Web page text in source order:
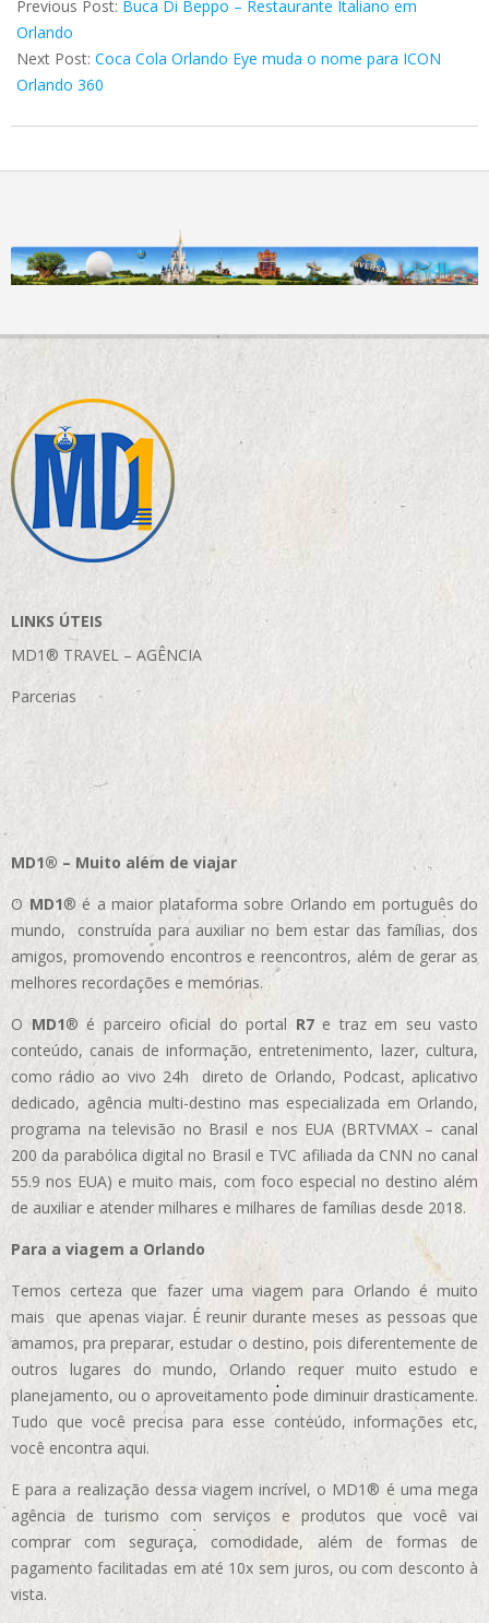
12
Previous Post: Buca Di Beppo – Restaurante Italiano em
Orlando
Next Post: Coca Cola Orlando Eye muda o nome para ICON
Orlando 360
LINKS ÚTEIS
MD1® TRAVEL – AGÊNCIA
Parcerias
MD1® – Muito além de viajar
O MD1® é a maior plataforma sobre Orlando em português do
mundo, construída para auxiliar no bem estar das famílias, dos
amigos, promovendo encontros e reencontros, além de gerar as
melhores recordações e memórias.
OMD1® é parceiro oficial do portal R7e traz em seu vasto
conteúdo, canais de informação, entretenimento, lazer, cultura,
como rádio ao vivo 24h direto de Orlando, Podcast, aplicativo
dedicado, agência multi-destino mas especializada em Orlando,
programa na televisão no Brasil e nos EUA (BRTVMAX – canal
200 da parabólica digital no Brasil e TVC afiliada da CNN no canal
55.9 nos EUA) e muito mais, com foco especial no destino além
de auxiliar e atender milhares e milhares de famílias desde 2018.
Para a viagem a Orlando
Temos certeza que fazer uma viagem para Orlando é muito
mais que apenas viajar. É reunir durante meses as pessoas que
amamos, pra preparar, estudar o destino, pois diferentemente de
outros lugares do mundo, Orlando requer muito estudo e
planejamento, ou o aproveitamento pode diminuir drasticamente.
Tudo que você precisa para esse conteúdo, informações etc,
você encontra aqui.
E para a realização dessa viagem incrível, o MD1® é uma mega
agência de turismo com serviços e produtos que você vai
comprar com seguraça, comodidade, além de formas de
pagamento facilitadas em até 10x sem juros, ou com desconto à
vista.